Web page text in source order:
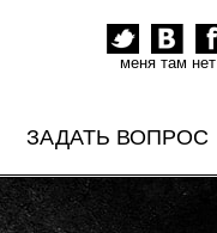
меня там нет
ЗАДАТЬ ВОПРОС